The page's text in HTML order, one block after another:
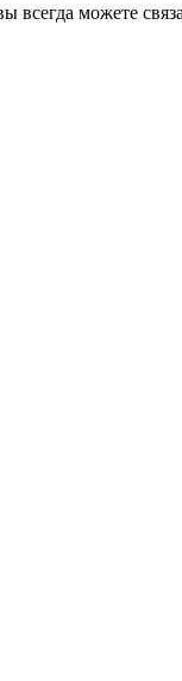
всегда можете